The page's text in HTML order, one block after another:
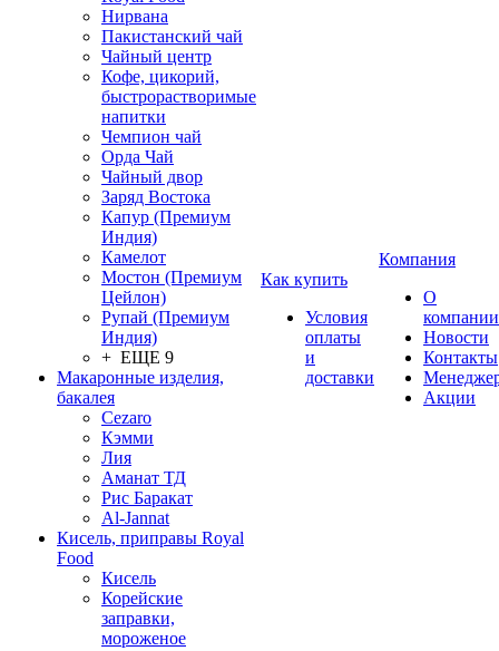
Нирвана
Пакистанский чай
Чайный центр
Кофе, цикорий,
быстрорастворимые
напитки
Чемпион чай
Орда Чай
Чайный двор
Заряд Востока
Капур (Премиум
Индия)
Камелот
Мостон (Премиум
Цейлон)
Рупай (Премиум
Индия)
+ ЕЩЕ 9
Макаронные изделия,
бакалея
Cezaro
Кэмми
Лия
Аманат ТД
Рис Баракат
Al-Jannat
Кисель, приправы Royal
Food
Кисель
Корейские
заправки,
мороженое
Как купить
Условия
оплаты
и
доставки
Компания
О
компании
Новости
Контакты
Акции